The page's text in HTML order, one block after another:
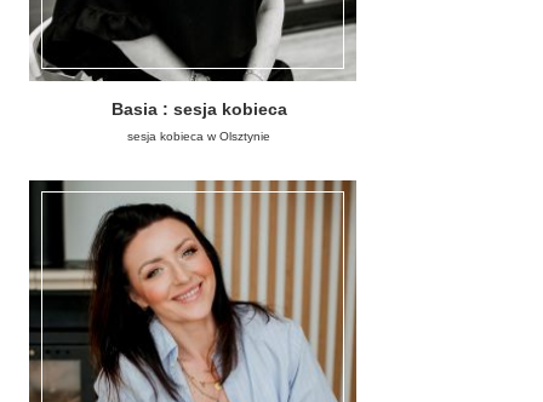
Basia : sesja kobieca
sesja kobieca w Olsztynie